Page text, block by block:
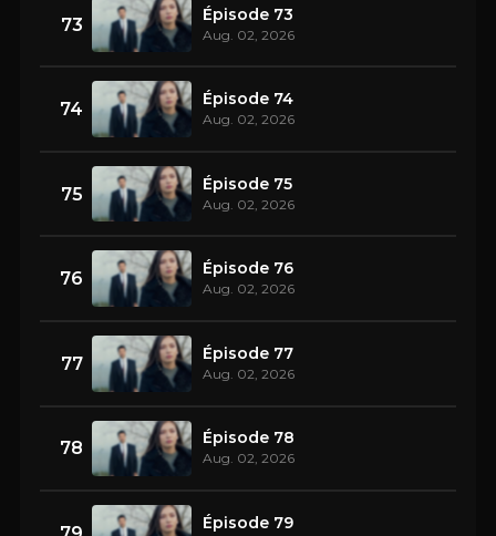
73 Épisode 73
Aug. 02, 2026
74 Épisode 74
Aug. 02, 2026
75 Épisode 75
Aug. 02, 2026
76 Épisode 76
Aug. 02, 2026
77 Épisode 77
Aug. 02, 2026
78 Épisode 78
Aug. 02, 2026
Épisode 79